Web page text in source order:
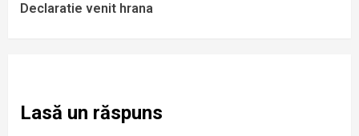
Declaratie venit hrana
Lasă un răspuns